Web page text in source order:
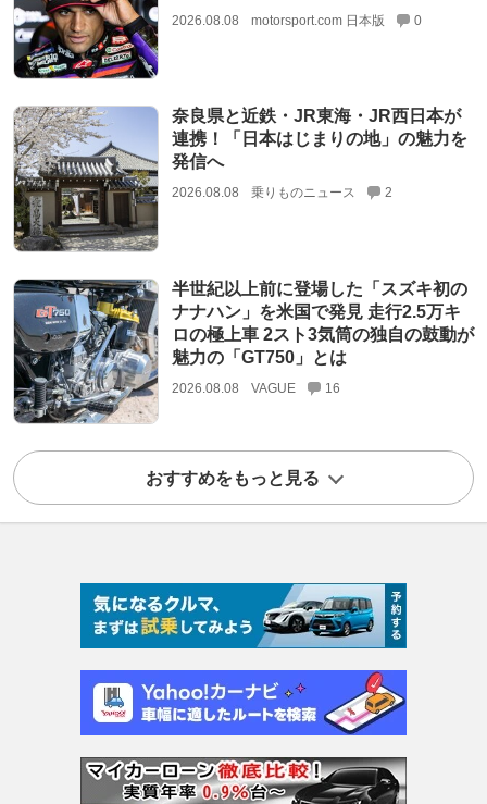
2026.08.08 motorsport.com 日本版 0
奈良県と近鉄・JR東海・JR西日本が
連携！「日本はじまりの地」の魅力を
発信へ
2026.08.08 乗りものニュース 2
半世紀以上前に登場した「スズキ初の
ナナハン」を米国で発見 走行2.5万キ
ロの極上車 2スト3気筒の独自の鼓動が
魅力の「GT750」とは
2026.08.08 VAGUE 16
おすすめをもっと見る